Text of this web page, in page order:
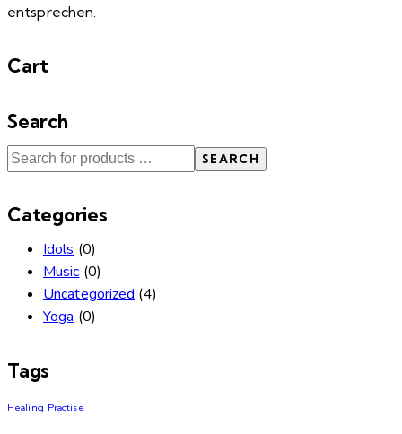
entsprechen.
Cart
Search
SEARCH
Categories
Idols (0)
Music (0)
Uncategorized (4)
Yoga (0)
Tags
Healing Practise